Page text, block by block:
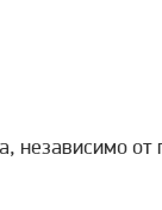
независимо